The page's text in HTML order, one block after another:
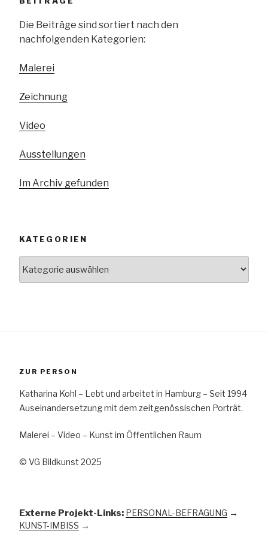
Die Beiträge sind sortiert nach den
nachfolgenden Kategorien:
Malerei
Zeichnung
Video
Ausstellungen
Im Archiv gefunden
KATEGORIEN
ZUR PERSON
Katharina Kohl – Lebt und arbeitet in Hamburg – Seit 1994
Auseinandersetzung mit dem zeitgenössischen Porträt.
Malerei – Video – Kunst im Öffentlichen Raum
© VG Bildkunst 2025
Externe Projekt-Links: PERSONAL-BEFRAGUNG →
KUNST-IMBISS →